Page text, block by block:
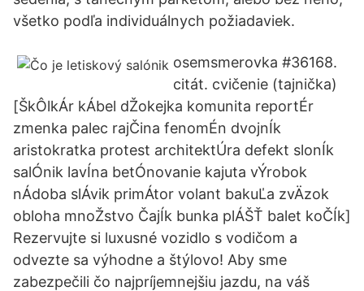
všetko podľa individuálnych požiadaviek.
osemsmerovka #36168.
citát. cvičenie (tajnička)
[ŠkÔlkÁr kÁbel dŽokejka komunita reportÉr
zmenka palec rajČina fenomÉn dvojnÍk
aristokratka protest architektÚra defekt slonÍk
salÓnik lavÍna betÓnovanie kajuta vÝrobok
nÁdoba slÁvik primÁtor volant bakuĽa zvÄzok
obloha mnoŽstvo ČajÍk bunka plÁŠŤ balet koČÍk]
Rezervujte si luxusné vozidlo s vodičom a
odvezte sa výhodne a štýlovo! Aby sme
zabezpečili čo najpríjemnejšiu jazdu, na váš